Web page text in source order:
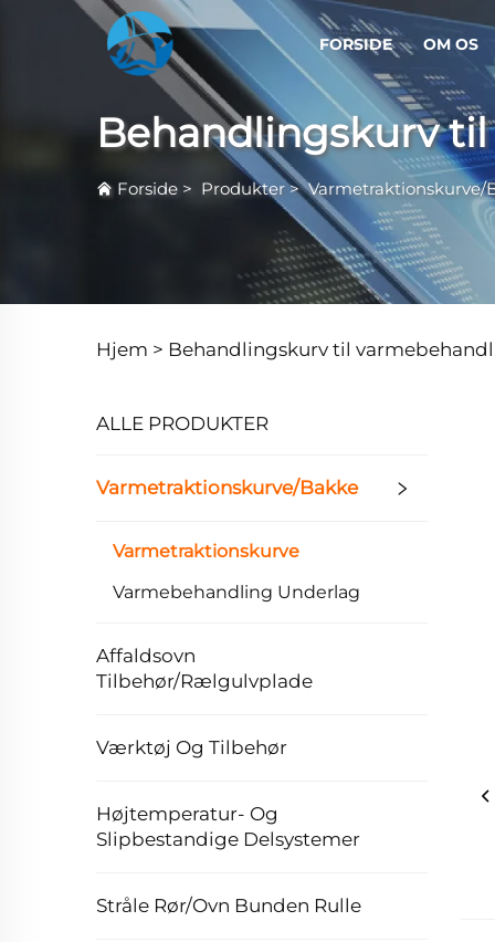
FORSIDE OM OS
Behandlingskurv
Forside > Produkter>Varmetraktionskurve/
Hjem > Behandlingskurv til
ALLE PRODUKTER
Varmetraktionskurve/Bakke
Varmetraktionskurve
Varmebehandling Underlag
Affaldsovn
Tilbehør/Rælgulvplade
Værktøj Og Tilbehør
Højtemperatur- Og
Slipbestandige Delsystemer
Stråle Rør/Ovn Bunden Rulle